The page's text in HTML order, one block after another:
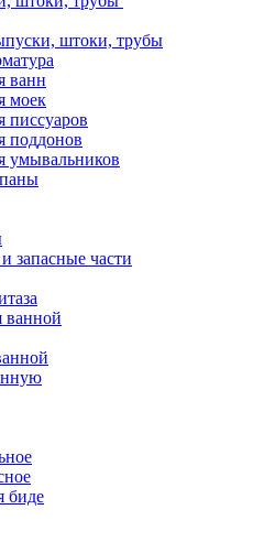
штоки, трубы
ванн
моек
поддонов
умывальников
запасные части
ванной
биде